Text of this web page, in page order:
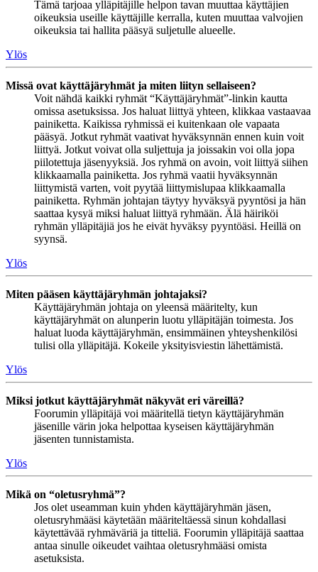
Tämä tarjoaa ylläpitäjille helpon tavan muuttaa käyttäjien
oikeuksia useille käyttäjille kerralla, kuten muuttaa valvojien
oikeuksia tai hallita pääsyä suljetulle alueelle.
Ylös
Missä ovat käyttäjäryhmät ja miten liityn sellaiseen?
Voit nähdä kaikki ryhmät “Käyttäjäryhmät”-linkin kautta
omissa asetuksissa. Jos haluat liittyä yhteen, klikkaa vastaavaa
painiketta. Kaikissa ryhmissä ei kuitenkaan ole vapaata
pääsyä. Jotkut ryhmät vaativat hyväksynnän ennen kuin voit
liittyä. Jotkut voivat olla suljettuja ja joissakin voi olla jopa
piilotettuja jäsenyyksiä. Jos ryhmä on avoin, voit liittyä siihen
klikkaamalla painiketta. Jos ryhmä vaatii hyväksynnän
liittymistä varten, voit pyytää liittymislupaa klikkaamalla
painiketta. Ryhmän johtajan täytyy hyväksyä pyyntösi ja hän
saattaa kysyä miksi haluat liittyä ryhmään. Älä häiriköi
ryhmän ylläpitäjiä jos he eivät hyväksy pyyntöäsi. Heillä on
syynsä.
Ylös
Miten pääsen käyttäjäryhmän johtajaksi?
Käyttäjäryhmän johtaja on yleensä määritelty, kun
käyttäjäryhmät on alunperin luotu ylläpitäjän toimesta. Jos
haluat luoda käyttäjäryhmän, ensimmäinen yhteyshenkilösi
tulisi olla ylläpitäjä. Kokeile yksityisviestin lähettämistä.
Ylös
Miksi jotkut käyttäjäryhmät näkyvät eri väreillä?
Foorumin ylläpitäjä voi määritellä tietyn käyttäjäryhmän
jäsenille värin joka helpottaa kyseisen käyttäjäryhmän
jäsenten tunnistamista.
Ylös
Mikä on “oletusryhmä”?
Jos olet useamman kuin yhden käyttäjäryhmän jäsen,
oletusryhmääsi käytetään määriteltäessä sinun kohdallasi
käytettävää ryhmäväriä ja titteliä. Foorumin ylläpitäjä saattaa
antaa sinulle oikeudet vaihtaa oletusryhmääsi omista
asetuksista.